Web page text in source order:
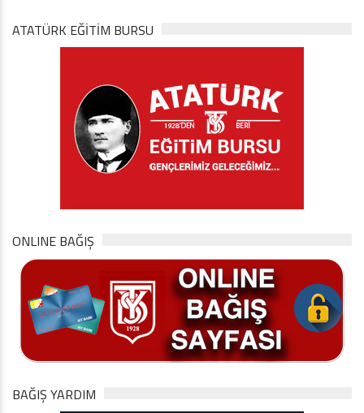
ATATÜRK EĞITIM BURSU
ONLINE BAĞIŞ
BAĞIŞ YARDIM